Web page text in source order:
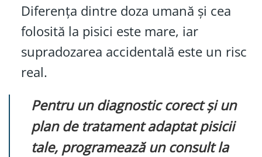
Diferența dintre doza umană și cea
folosită la pisici este mare, iar
supradozarea accidentală este un risc
real.
Pentru un diagnostic corect și un
plan de tratament adaptat pisicii
tale, programează un consult la